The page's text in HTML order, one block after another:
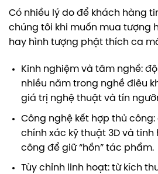
Có nhiều lý do để khách hàng
chúng tôi khi muốn mua tượng
hay hình tượng phật thích ca
Kinh nghiệm và tâm nghề:
nhiều năm trong nghề điêu
giá trị nghệ thuật và tín
Công nghệ kết hợp thủ
chính xác kỹ thuật 3D và tinh
công để giữ “hồn” tác phẩm.
Tùy chỉnh linh hoạt: từ kích